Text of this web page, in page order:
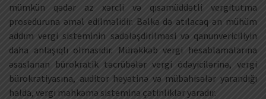
mümkün qədər az xərcli və qısamüddətli vergitutma
proseduruna əməl edilməlidir. Bəlkə də atılacaq ən mühüm
addım vergi sisteminin sadələşdirilməsi və qanunvericiliyin
daha anlaşıqlı olmasıdır. Mürəkkəb vergi hesablamalarına
əsaslanan bürokratik təcrübələr vergi ödəyicilərinə, vergi
bürokratiyasına, auditor heyətinə və mübahisələr yarandığı
halda, vergi məhkəmə sisteminə çətinliklər yaradır.